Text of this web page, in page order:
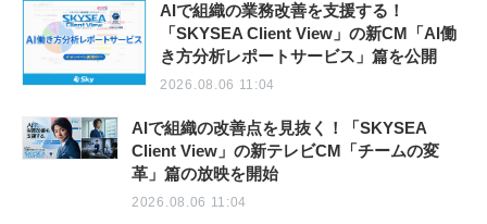
AIで組織の業務改善を支援する！
「SKYSEA Client View」の新CM「AI働
き方分析レポートサービス」篇を公開
2026.08.06 11:04
AIで組織の改善点を見抜く！「SKYSEA
Client View」の新テレビCM「チームの変
革」篇の放映を開始
2026.08.06 11:04